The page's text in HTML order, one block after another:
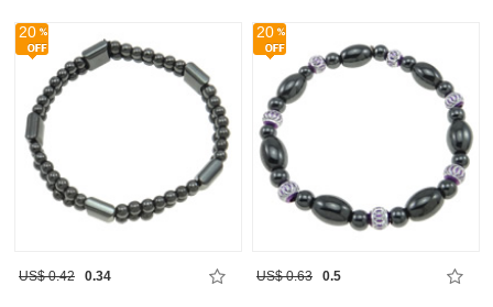
20
US$ 0.42 0.34
20
US$ 0.63 0.5